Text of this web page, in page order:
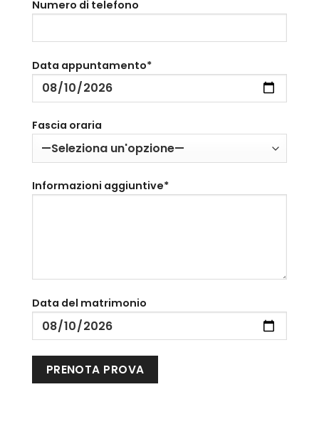
Numero di telefono
Data appuntamento*
Fascia oraria
Informazioni aggiuntive*
Data del matrimonio